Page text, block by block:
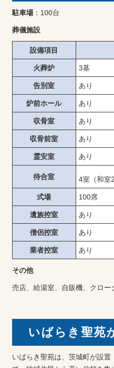
駐車場：100台
葬儀施設
設備項目
火葬炉 3基
告別室 あり
炉前ホール あり
収骨室 あり
収骨前室 あり
霊安室 あり
待合室 4室（和室
式場 100席
遺族控室 あり
僧侶控室 あり
業者控室 あり
その他
売店、給湯室、自販機、クロー
いばらき聖苑
いばらき聖苑は、茨城町が設